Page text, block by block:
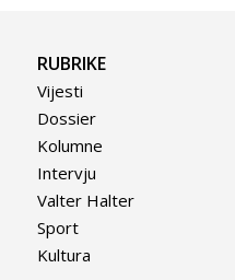
RUBRIKE
Vijesti
Dossier
Kolumne
Intervju
Valter Halter
Sport
Kultura